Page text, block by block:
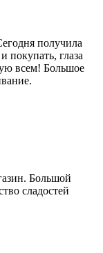
получила
покупать, глаза
всем! Большое
Большой
сладостей